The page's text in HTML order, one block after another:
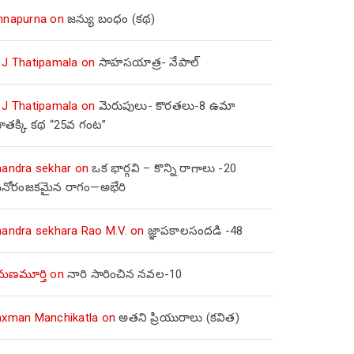
onజన్యు బంధం (కథ)
Thatipamala on సాహసయాత్ర- నేపాల్‌
Thatipamala on మెరుపులు- కొరతలు-8 ఉమా
కథ “25వ గంట”
sekhar onఒక భార్గవి – కొన్ని రాగాలు -20
రాగం—అభేరి
sekhara Rao M.V. on జ్ఞాపకాలసందడి -48
onనారి సారించిన నవల-10
Manchikatla onఅతని ప్రియురాలు (కవిత)